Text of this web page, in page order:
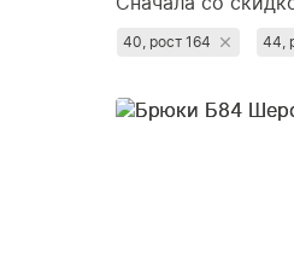
Сначала
Сначала
40, рост 164 44,